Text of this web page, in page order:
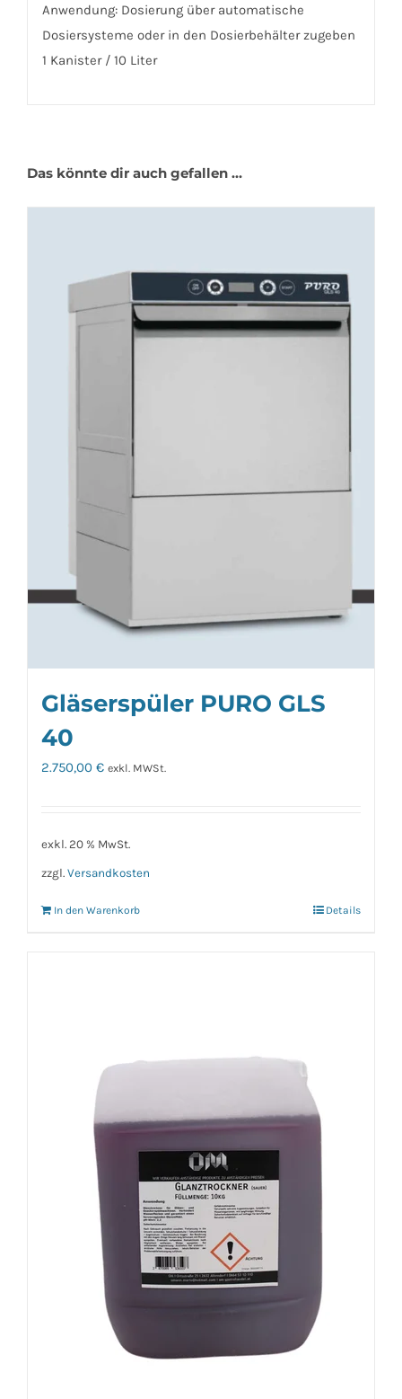
Anwendung: Dosierung über automatische
Dosiersysteme oder in den Dosierbehälter zugeben
1 Kanister / 10 Liter
Das könnte dir auch gefallen …
Gläserspüler PURO GLS
40
2.750,00 € exkl. MWSt.
exkl. 20 % MwSt.
zzgl. Versandkosten
In den Warenkorb Details